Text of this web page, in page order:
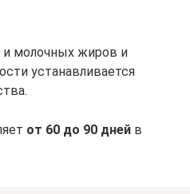
и молочных жиров и
устанавливается
от 60 до 90 дней в